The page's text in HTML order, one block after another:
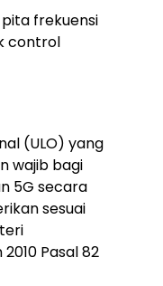
frekuensi
control
(ULO) yang
wajib bagi
5G secara
sesuai
Pasal 82